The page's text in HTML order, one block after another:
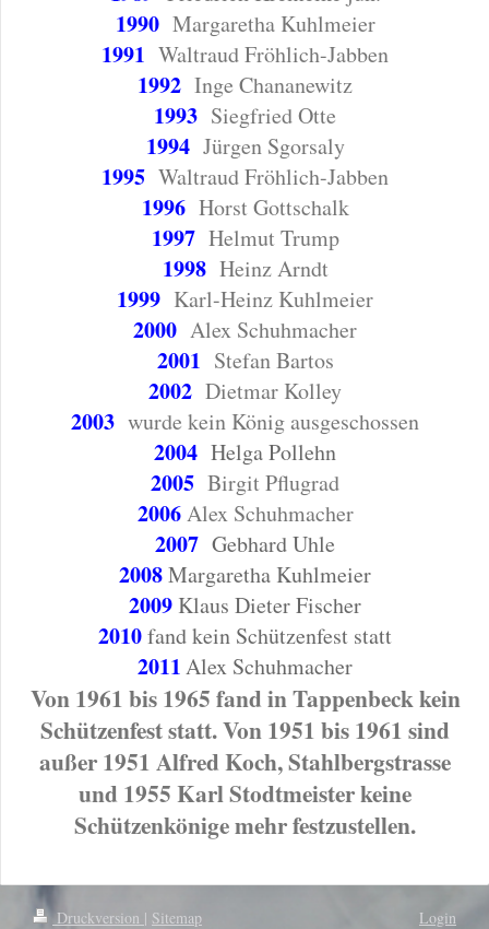
1990 Margaretha Kuhlmeier
1991 Waltraud Fröhlich-Jabben
1992 Inge Chananewitz
1993 Siegfried Otte
1994 Jürgen Sgorsaly
1995 Waltraud Fröhlich-Jabben
1996 Horst Gottschalk
1997 Helmut Trump
1998 Heinz Arndt
1999 Karl-Heinz Kuhlmeier
2000 Alex Schuhmacher
2001 Stefan Bartos
2002 Dietmar Kolley
2003 wurde kein König ausgeschossen
2004 Helga Pollehn
2005 Birgit Pflugrad
2006Alex Schuhmacher
2007 Gebhard Uhle
2008Margaretha Kuhlmeier
2009 Klaus Dieter Fischer
2010fand kein Schützenfest statt
2011Alex Schuhmacher
Von 1961 bis 1965 fand in Tappenbeck kein
Schützenfest statt. Von 1951 bis 1961 sind
außer 1951 Alfred Koch, Stahlbergstrasse
und 1955 Karl Stodtmeister keine
Schützenkönige mehr festzustellen.
Druckversion | Sitemap
Login